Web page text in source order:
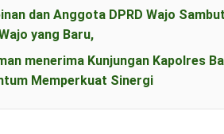
dan Anggota DPRD Wajo
yang Baru,
menerima Kunjungan Kapolres
Memperkuat Sinergi